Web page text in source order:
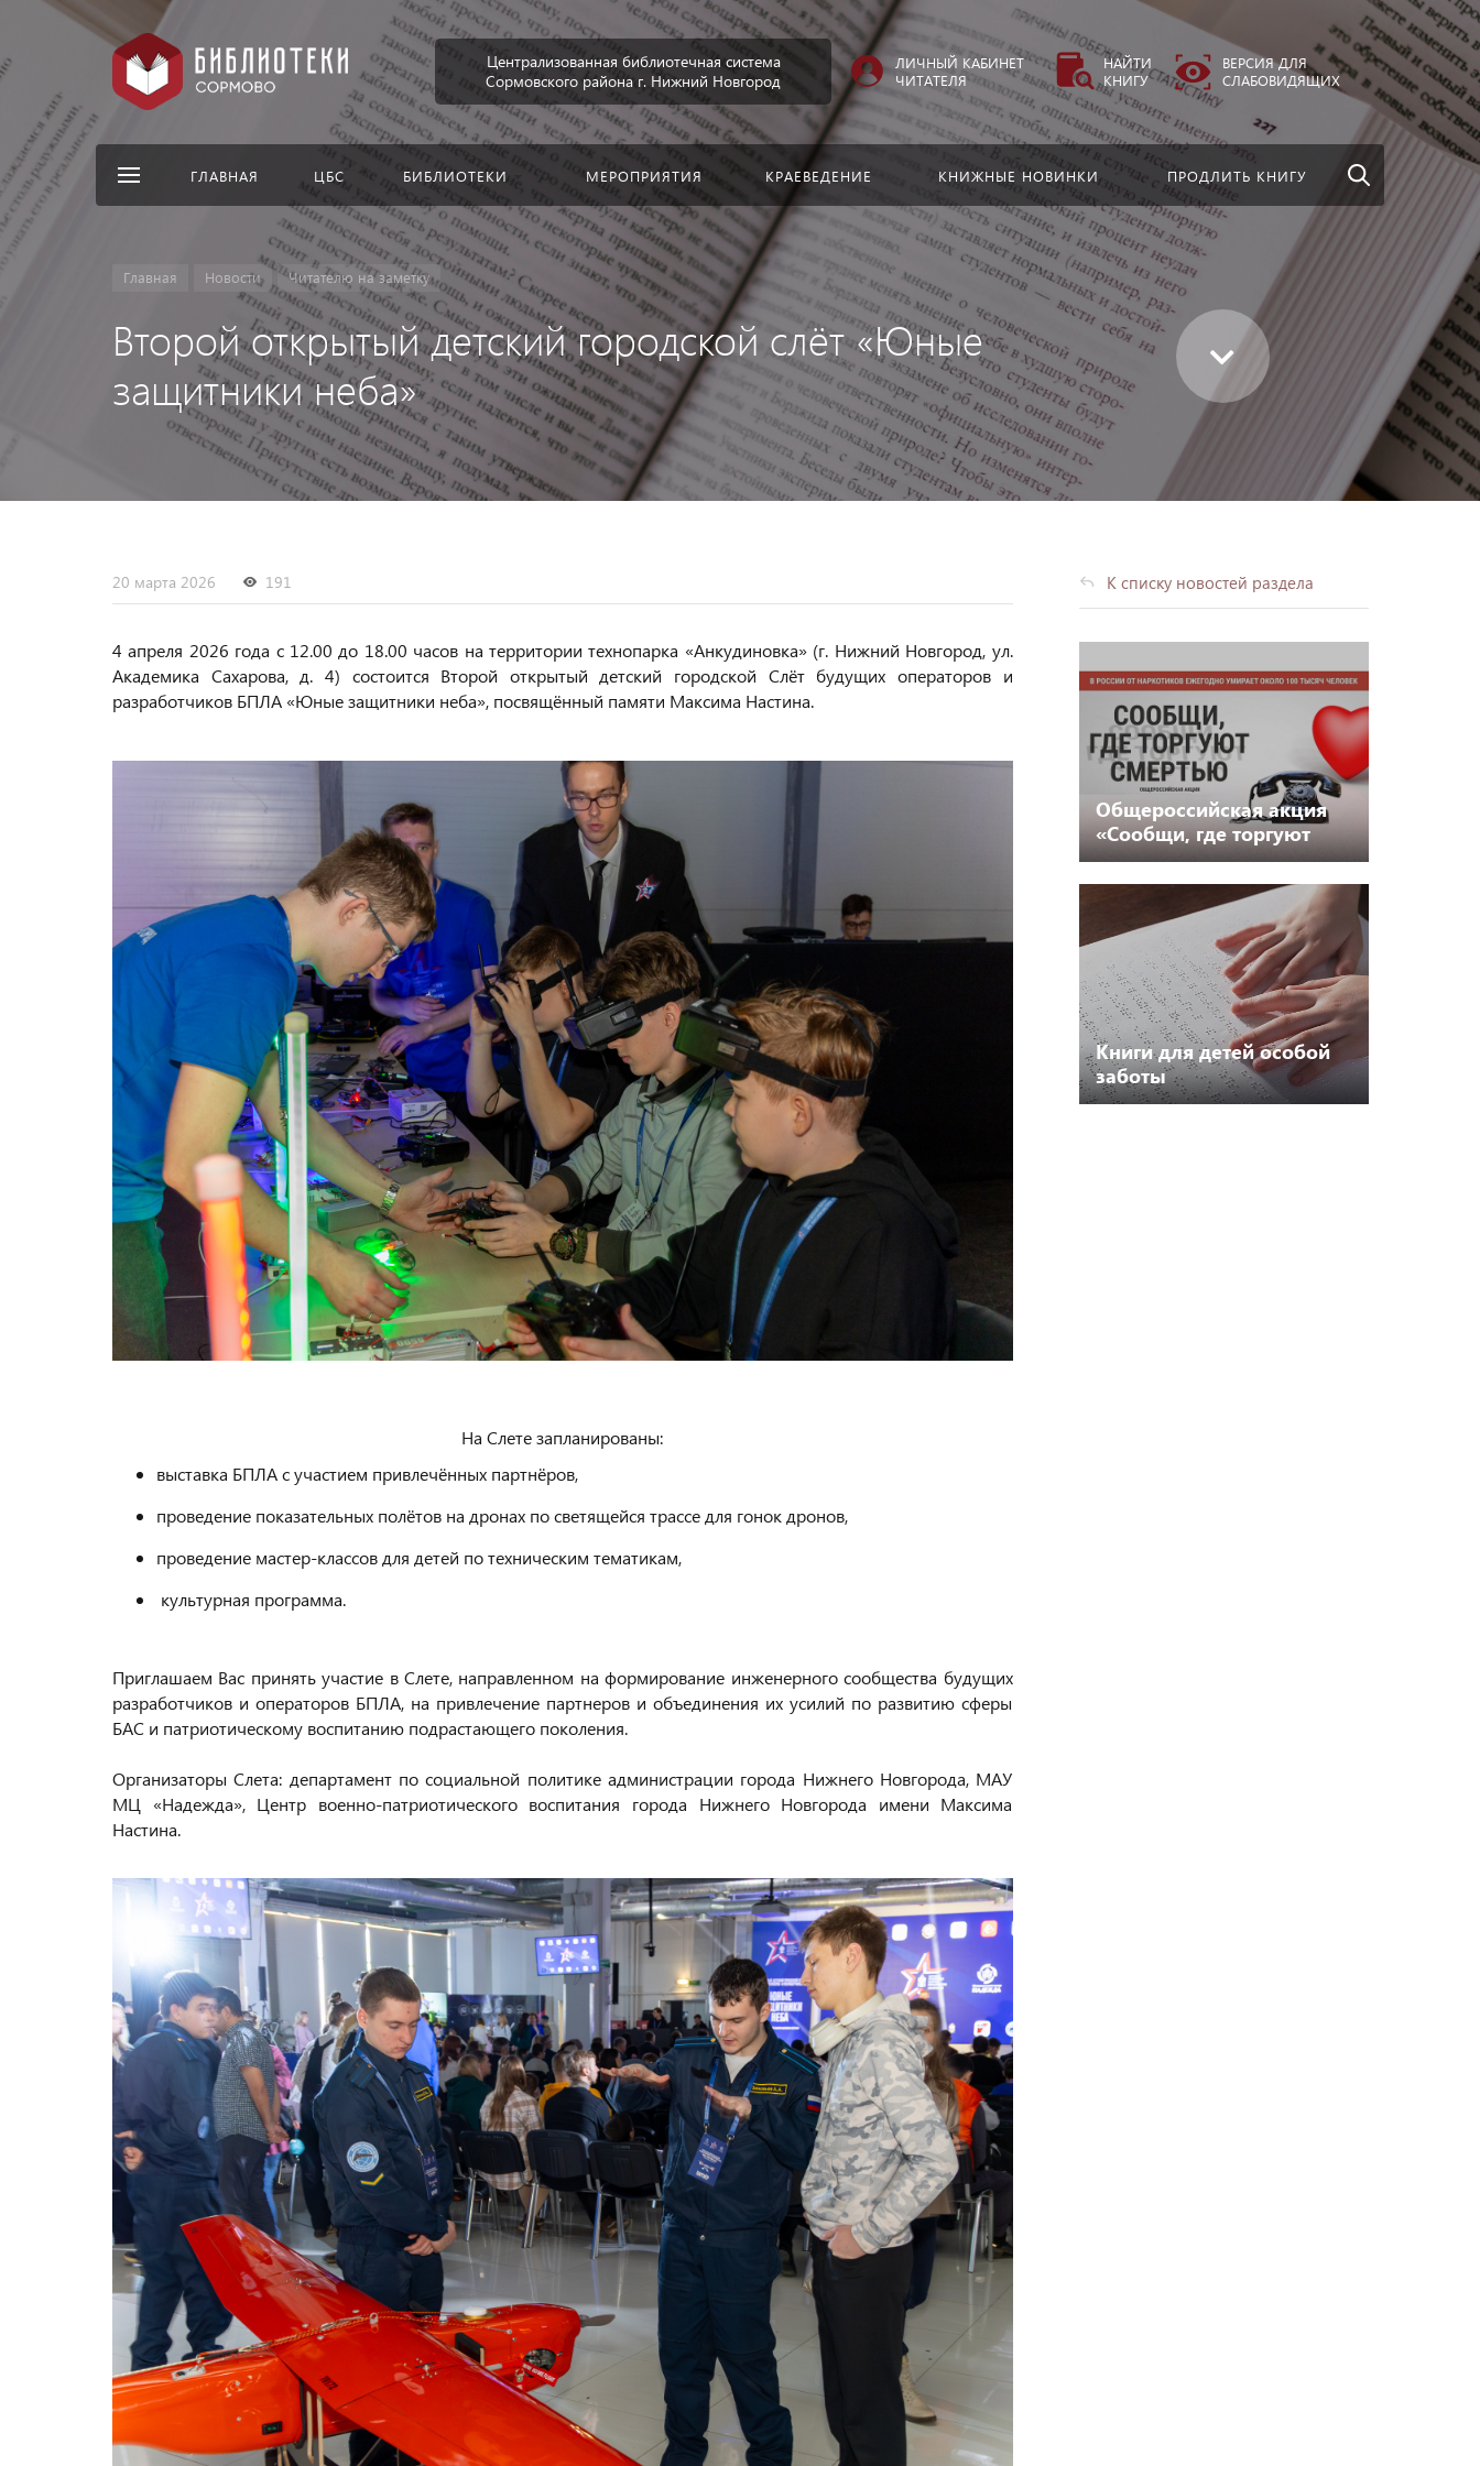
Искать:везде
Централизованная библиотечная система
Сормовского района г. Нижний Новгород
ЛИЧНЫЙ КАБИНЕТ
ЧИТАТЕЛЯ
НАЙТИ
КНИГУ
ВЕРСИЯ ДЛЯ
СЛАБОВИДЯЩИХ
ГЛАВНАЯ ЦБС БИБЛИОТЕКИ МЕРОПРИЯТИЯ КРАЕВЕДЕНИЕ КНИЖНЫЕ НОВИНКИ ПРОДЛИТЬ КНИГУ
Главная Новости Читателю на заметку
Второй открытый детский городской слёт «Юные
защитники неба»
К списку новостей раздела
Общероссийская акция
«Сообщи, где торгуют
смертью»
Книги для детей особой
заботы
20 марта 2026 191
4 апреля 2026 года с 12.00 до 18.00 часов на территории технопарка «Анкудиновка» (г. Нижний Новгород, ул.
Академика Сахарова, д. 4) состоится Второй открытый детский городской Слёт будущих операторов и
разработчиков БПЛА «Юные защитники неба», посвящённый памяти Максима Настина.
На Слете запланированы:
выставка БПЛА с участием привлечённых партнёров,
проведение показательных полётов на дронах по светящейся трассе для гонок дронов,
проведение мастер-классов для детей по техническим тематикам,
культурная программа.
Приглашаем Вас принять участие в Слете, направленном на формирование инженерного сообщества будущих
разработчиков и операторов БПЛА, на привлечение партнеров и объединения их усилий по развитию сферы
БАС и патриотическому воспитанию подрастающего поколения.
Организаторы Слета: департамент по социальной политике администрации города Нижнего Новгорода, МАУ
МЦ «Надежда», Центр военно-патриотического воспитания города Нижнего Новгорода имени Максима
Настина.